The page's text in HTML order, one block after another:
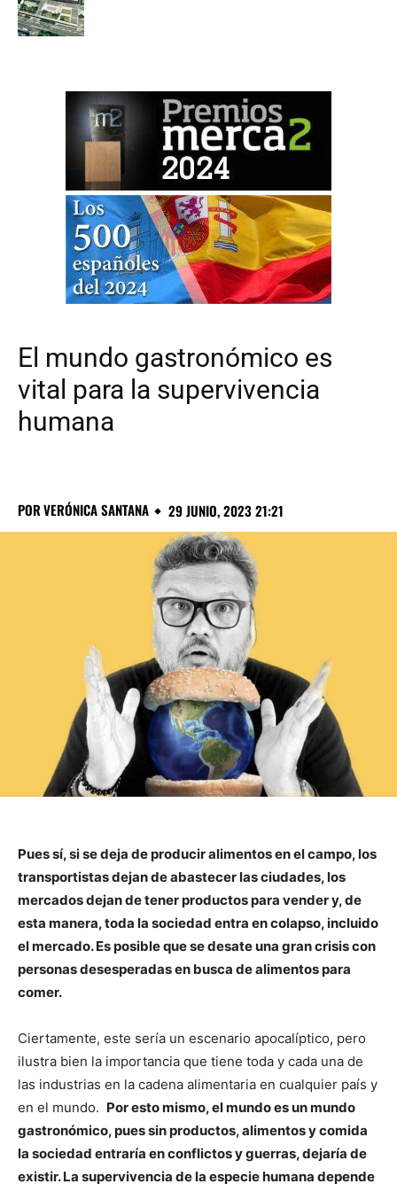
El mundo gastronómico es
vital para la supervivencia
humana
PORVERÓNICA SANTANA 29 JUNIO, 2023 21:21
Pues sí, si se deja de producir alimentos en el campo, los
transportistas dejan de abastecer las ciudades, los
mercados dejan de tener productos para vender y, de
esta manera, toda la sociedad entra en colapso, incluido
el mercado. Es posible que se desate una gran crisis con
personas desesperadas en busca de alimentos para
comer.
Ciertamente, este sería un escenario apocalíptico, pero
ilustra bien la importancia que tiene toda y cada una de
las industrias en la cadena alimentaria en cualquier país y
en el mundo. Por esto mismo, el mundo es un mundo
gastronómico, pues sin productos, alimentos y comida
la sociedad entraría en conflictos y guerras, dejaría de
existir. La supervivencia de la especie humana depende